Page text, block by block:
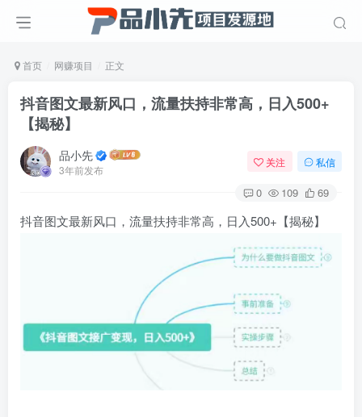
首页 网赚项目 正文
抖音图文最新风口，流量扶持非常高，日入500+
【揭秘】
品小先
3年前发布
关注 私信
0 109 69
抖音图文最新风口，流量扶持非常高，日入500+【揭秘】